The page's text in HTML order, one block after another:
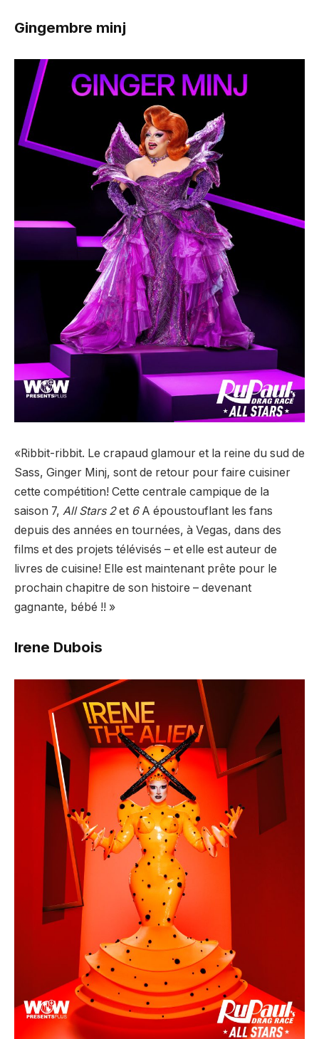
Gingembre minj
«Ribbit-ribbit. Le crapaud glamour et la reine du sud de
Sass, Ginger Minj, sont de retour pour faire cuisiner
cette compétition! Cette centrale campique de la
saison 7, All Stars 2et 6A époustouflant les fans
depuis des années en tournées, à Vegas, dans des
films et des projets télévisés – et elle est auteur de
livres de cuisine! Elle est maintenant prête pour le
prochain chapitre de son histoire – devenant
gagnante, bébé !! »
Irene Dubois